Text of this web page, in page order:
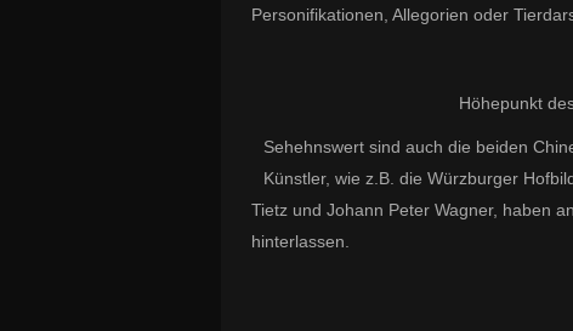
Personifikationen, Allegorien oder
Höhepunkt
Sehehnswert sind auch die beiden
Künstler, wie z.B. die Würzburger
Tietz und Johann Peter Wagner, haben
hinterlassen.